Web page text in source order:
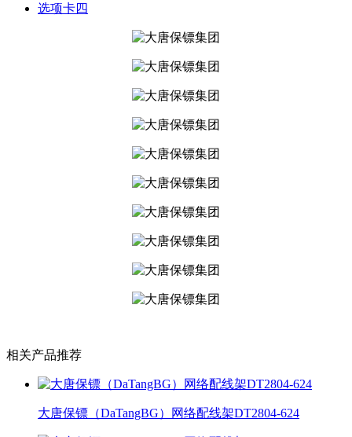
选项卡四
相关产品推荐
大唐保镖（DaTangBG）网络配线架DT2804-624